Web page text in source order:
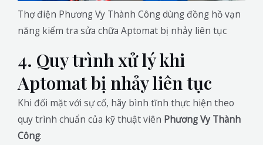
Thợ điện Phương Vy Thành Công dùng đồng hồ vạn
năng kiểm tra sửa chữa Aptomat bị nhảy liên tục
4. Quy trình xử lý khi
Aptomat bị nhảy liên tục
Khi đối mặt với sự cố, hãy bình tĩnh thực hiện theo
quy trình chuẩn của kỹ thuật viên Phương Vy Thành
Công: